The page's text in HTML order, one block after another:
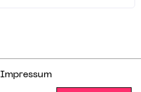
Impressum